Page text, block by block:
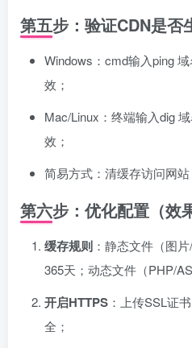
第五步：验证CDN是否
Windows：cmd输入ping
效；
Mac/Linux：终端输入dig
效；
简易方式：清缓存访问网站
第六步：优化配置（效
缓存规则 ：静态文件（图
365天；动态文件（PHP/
开启HTTPS ：上传SSL证
全；